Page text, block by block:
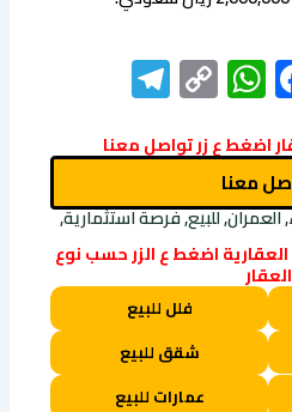
Facebook
WhatsApp
Copy
Link
اضغط ع زر تواصل معنا
معنا
العمران, للبيع, فرصة استثمارية,
اضغط ع الزر حسب نوع
العقار
فلل للبيع
شقق للبيع
عمارات للبيع